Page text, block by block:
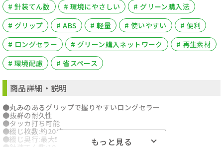
# 針装てん数
# 環境にやさしい
# グリーン購入法
# グリップ
# ABS # 軽量 # 使いやすい
# 便利
# ロングセラー
# グリーン購入ネットワーク
# 再生素材
# 環境配慮
# 省スペース
商品詳細・説明
●丸みのあるグリップで握りやすいロングセラー
●抜群の耐久性
●タッカ打ち可能
●綴じ枚数:約20枚
●綴じ奥行:最大58mm
もっと見る